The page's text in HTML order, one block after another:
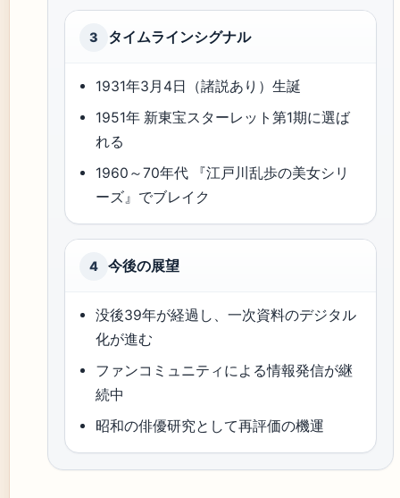
3 タイムラインシグナル
1931年3月4日（諸説あり）生誕
1951年 新東宝スターレット第1期に選ば
れる
1960～70年代 『江戸川乱歩の美女シリ
ーズ』でブレイク
4 今後の展望
没後39年が経過し、一次資料のデジタル
化が進む
ファンコミュニティによる情報発信が継
続中
昭和の俳優研究として再評価の機運